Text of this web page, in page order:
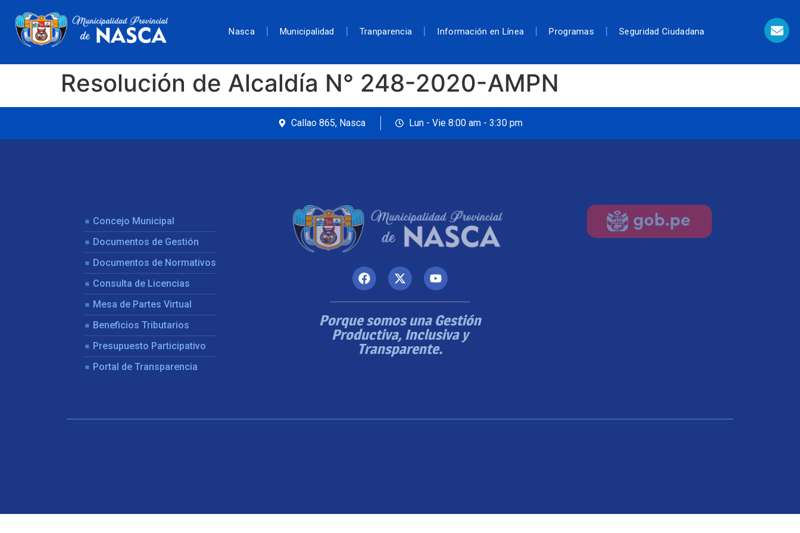
Nasca Municipalidad Tranparencia Información en Línea Programas Seguridad Ciudadana
Resolución de Alcaldía N° 248-2020-AMPN
Callao 865, Nasca Lun - Vie 8:00 am - 3:30 pm
Concejo Municipal
Documentos de Gestión
Documentos de Normativos
Consulta de Licencias
Mesa de Partes Virtual
Beneficios Tributarios
Presupuesto Participativo
Portal de Transparencia
Porque somos una Gestión
Productiva, Inclusiva y
Transparente.